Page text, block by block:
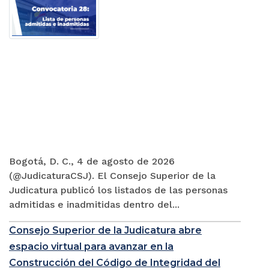
Bogotá, D. C., 4 de agosto de 2026
(@JudicaturaCSJ). El Consejo Superior de la
Judicatura publicó los listados de las personas
admitidas e inadmitidas dentro del...
Consejo Superior de la Judicatura abre
espacio virtual para avanzar en la
Construcción del Código de Integridad del